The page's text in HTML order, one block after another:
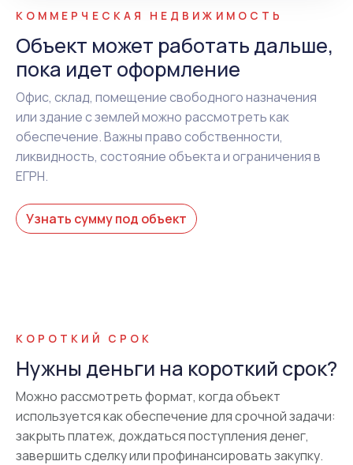
КОММЕРЧЕСКАЯ НЕДВИЖИМОСТЬ
Объект может работать дальше,
пока идет оформление
Офис, склад, помещение свободного назначения
или здание с землей можно рассмотреть как
обеспечение. Важны право собственности,
ликвидность, состояние объекта и ограничения в
ЕГРН.
Узнать сумму под объект
КОРОТКИЙ СРОК
Нужны деньги на короткий срок?
Можно рассмотреть формат, когда объект
используется как обеспечение для срочной задачи:
закрыть платеж, дождаться поступления денег,
завершить сделку или профинансировать закупку.